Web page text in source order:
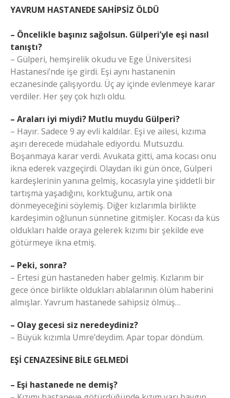
YAVRUM HASTANEDE SAHİPSİZ ÖLDÜ
– Öncelikle başınız sağolsun. Gülperi’yle eşi nasıl
tanıştı?
– Gülperi, hemşirelik okudu ve Ege Üniversitesi
Hastanesi’nde işe girdi. Eşi aynı hastanenin
eczanesinde çalışıyordu. Üç ay içinde evlenmeye karar
verdiler. Her şey çok hızlı oldu.
– Araları iyi miydi? Mutlu muydu Gülperi?
– Hayır. Sadece 9 ay evli kaldılar. Eşi ve ailesi, kızıma
aşırı derecede müdahale ediyordu. Mutsuzdu.
Boşanmaya karar verdi. Avukata gitti, ama kocası onu
ikna ederek vazgeçirdi. Olaydan iki gün önce, Gülperi
kardeşlerinin yanına gelmiş, kocasıyla yine şiddetli bir
tartışma yaşadığını, korktuğunu, artık ona
dönmeyeceğini söylemiş. Diğer kızlarımla birlikte
kardeşimin oğlunun sünnetine gitmişler. Kocası da küs
oldukları halde oraya gelerek kızımı bir şekilde eve
götürmeye ikna etmiş.
– Peki, sonra?
– Ertesi gün hastaneden haber gelmiş. Kızlarım bir
gece önce birlikte oldukları ablalarının ölüm haberini
almışlar. Yavrum hastanede sahipsiz ölmüş…
– Olay gecesi siz neredeydiniz?
– Büyük kızımla Umre’deydim. Apar topar döndüm.
EŞİ CENAZESİNE BİLE GELMEDİ
– Eşi hastanede ne demiş?